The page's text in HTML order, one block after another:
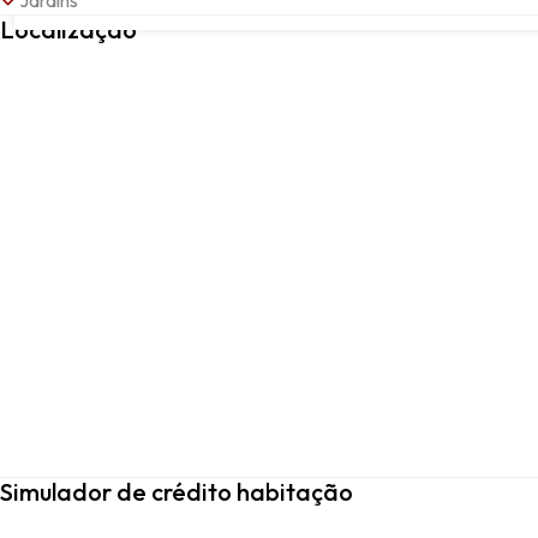
Localização
Simulador de crédito habitação